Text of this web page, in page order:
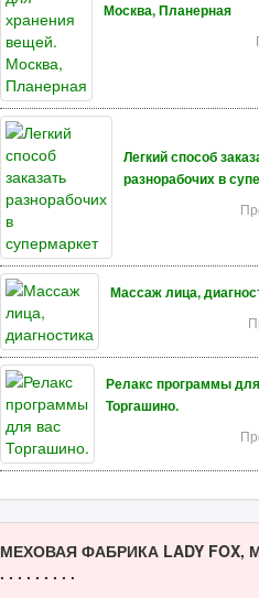
Москва, Планерная
Легкий способ
разнорабочих в
Массаж лица,
Релакс программы
Торгашино.
МЕХОВАЯ ФАБРИКА LADY FOX,
. . . . . . . . .